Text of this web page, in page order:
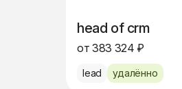
head of crm
от 383 324 ₽
lead удалённо